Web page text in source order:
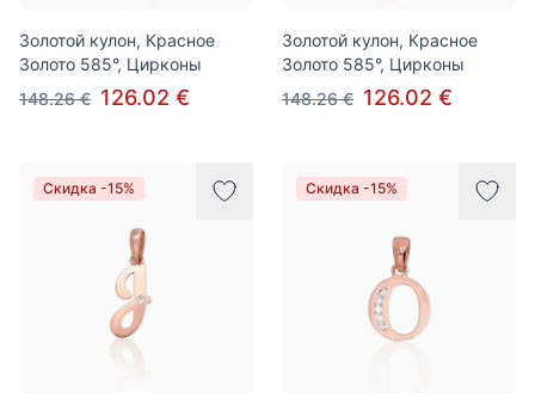
Золотой кулон, Красное
Золото 585°, Цирконы
148.26 € 126.02 €
Золотой кулон, Красное
Золото 585°, Цирконы
148.26 € 126.02 €
Скидка -15% Скидка -15%